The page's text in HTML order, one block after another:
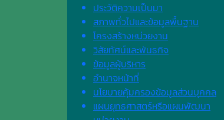
ประวัติความเป็นมา
สภาพทั่วไปและข้อมูลพื้นฐาน
โครงสร้างหน่วยงาน
วิสัยทัศน์และพันธกิจ
ข้อมูลผู้บริหาร
อำนาจหน้าที่
นโยบายคุ้มครองข้อมูลส่วนบุคคล
แผนยุทธศาสตร์หรือแผนพัฒนา